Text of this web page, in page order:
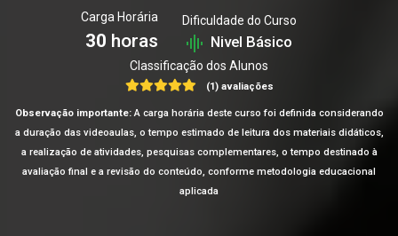
Carga Horária
30 horas
Dificuldade do Curso
Nivel Básico
Classificação dos Alunos
(1) avaliações
Observação importante:A carga horária deste curso foi definida considerando
a duração das videoaulas, o tempo estimado de leitura dos materiais didáticos,
a realização de atividades, pesquisas complementares, o tempo destinado à
avaliação final e a revisão do conteúdo, conforme metodologia educacional
aplicada